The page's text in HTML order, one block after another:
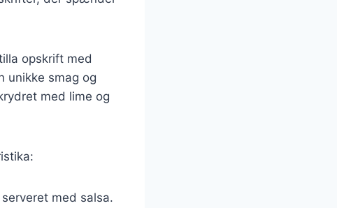
opskrift med
unikke smag og
med lime og
med salsa.